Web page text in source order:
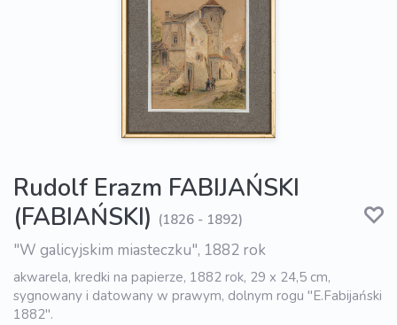
Rudolf Erazm FABIJAŃSKI
(FABIAŃSKI) (1826 - 1892)
"W galicyjskim miasteczku", 1882 rok
akwarela, kredki na papierze, 1882 rok, 29 x 24,5 cm,
sygnowany i datowany w prawym, dolnym rogu "E.Fabijański
1882".